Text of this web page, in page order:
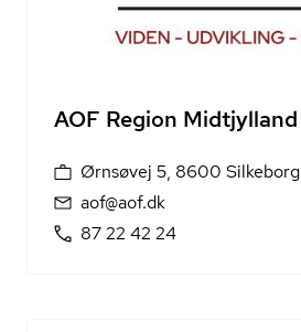
AOF Region Midtjylland
Ørnsøvej 5, 8600 Silkeborg
aof@aof.dk
87 22 42 24